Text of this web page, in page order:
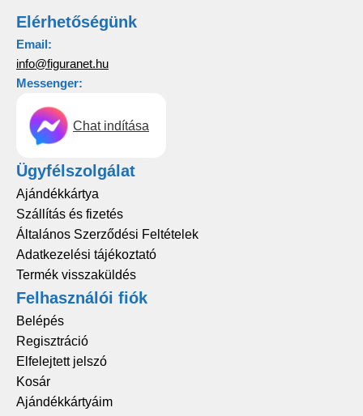
Elérhetőségünk
Email:
info@figuranet.hu
Messenger:
Chat indítása
Ügyfélszolgálat
Ajándékkártya
Szállítás és fizetés
Általános Szerződési Feltételek
Adatkezelési tájékoztató
Termék visszaküldés
Felhasználói fiók
Belépés
Regisztráció
Elfelejtett jelszó
Kosár
Ajándékkártyáim